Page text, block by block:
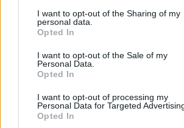
not limited to your visit or usage behaviour.
grant or deny consent to Google and its
use your data for below specified
consent section.
I want to opt-out of the Sharing of my
personal data.
Opted In
I want to opt-out of the Sale of my
Personal Data.
Opted In
I want to opt-out of processing my
Personal Data for Targeted
Opted In
Hiányzik a kedvenc táncelőadásod?
mit hallgatnak a táncosok és a
karanténos-koronavírusos
kreatív ötlet születik a közösségi
tartására, ezért a Nemzeti
friss zenei válogatását a Spotify-on,